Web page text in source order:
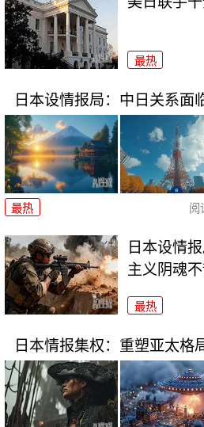
最热
日本设情报局：中日关系面
最热 阅
日本设情
主义阴魂
最热
日本情报集权：重塑亚太格